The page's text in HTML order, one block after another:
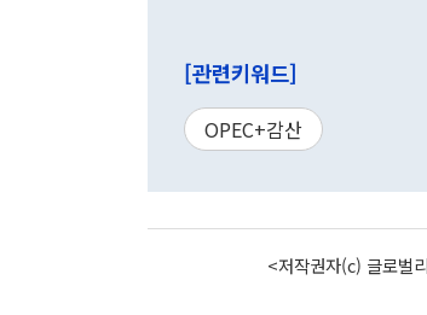
[관련키워드]
OPEC+감산
<저작권자(c) 글로벌